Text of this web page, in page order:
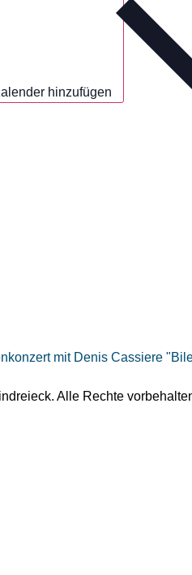
hinzufügen
mit Denis Cassiere
Alle Rechte